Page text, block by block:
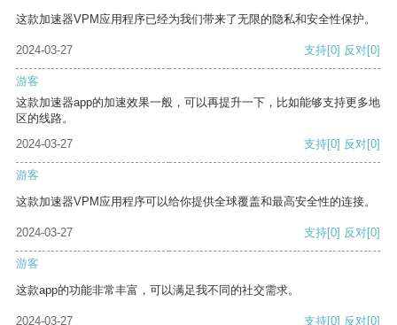
这款加速器VPM应用程序已经为我们带来了无限的隐私和安全性保护。
2024-03-27 支持[0] 反对[0]
游客
这款加速器app的加速效果一般，可以再提升一下，比如能够支持更多地
区的线路。
2024-03-27
支持[0] 反对[0]
游客
这款加速器VPM应用程序可以给你提供全球覆盖和最高安全性的连接。
2024-03-27 支持[0] 反对[0]
游客
这款app的功能非常丰富，可以满足我不同的社交需求。
2024-03-27 支持[0] 反对[0]